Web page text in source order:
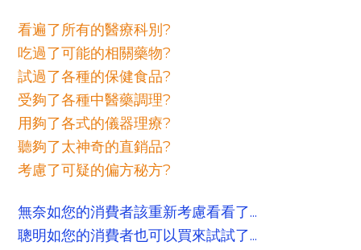
看遍了所有的醫療科別?
吃過了可能的相關藥物?
試過了各種的保健食品?
受夠了各種中醫藥調理?
用夠了各式的儀器理療?
聽夠了太神奇的直銷品?
考慮了可疑的偏方秘方?
無奈如您的消費者該重新考慮看看了...
聰明如您的消費者也可以買來試試了...